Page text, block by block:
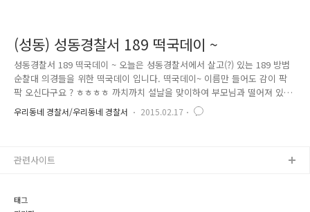
(성동) 성동경찰서 189 떡국데이 ~
성동경찰서 189 떡국데이 ~ 오늘은 성동경찰서에서 살고(?) 있는 189 방범
순찰대 의경들을 위한 떡국데이 입니다. 떡국데이~ 이름만 들어도 감이 팍
팍 오신다구요 ? ㅎㅎㅎㅎ 까치까치 설날을 맞이하여 부모님과 떨어져 있
는 우리 189 대원들을 위해 의경어머니회가 뭉쳤습니다 ! 뽀오얀 국물에 쫄
깃~ 쫄깃~ 떡 ! 국 ! 경기도, 대전, 제주도에서까지 온 대원들에게 고향 생각
침개 상콤한 귤과 달콤한 식혜까지 ~~~ 이 정도쯤이면 집만큼은 못하더라
우리동네 경찰서/우리동네 경찰서 2015.02.17
태그
관련사이트